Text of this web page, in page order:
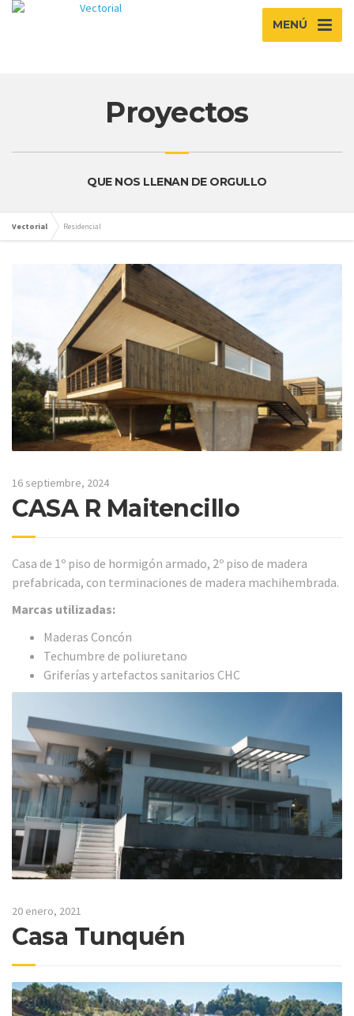
MENÚ
Proyectos
QUE NOS LLENAN DE ORGULLO
Vectorial Residencial
16 septiembre, 2024
CASA R Maitencillo
Casa de 1º piso de hormigón armado, 2º piso de madera
prefabricada, con terminaciones de madera machihembrada.
Marcas utilizadas:
Maderas Concón
Techumbre de poliuretano
Griferías y artefactos sanitarios CHC
20 enero, 2021
Casa Tunquén